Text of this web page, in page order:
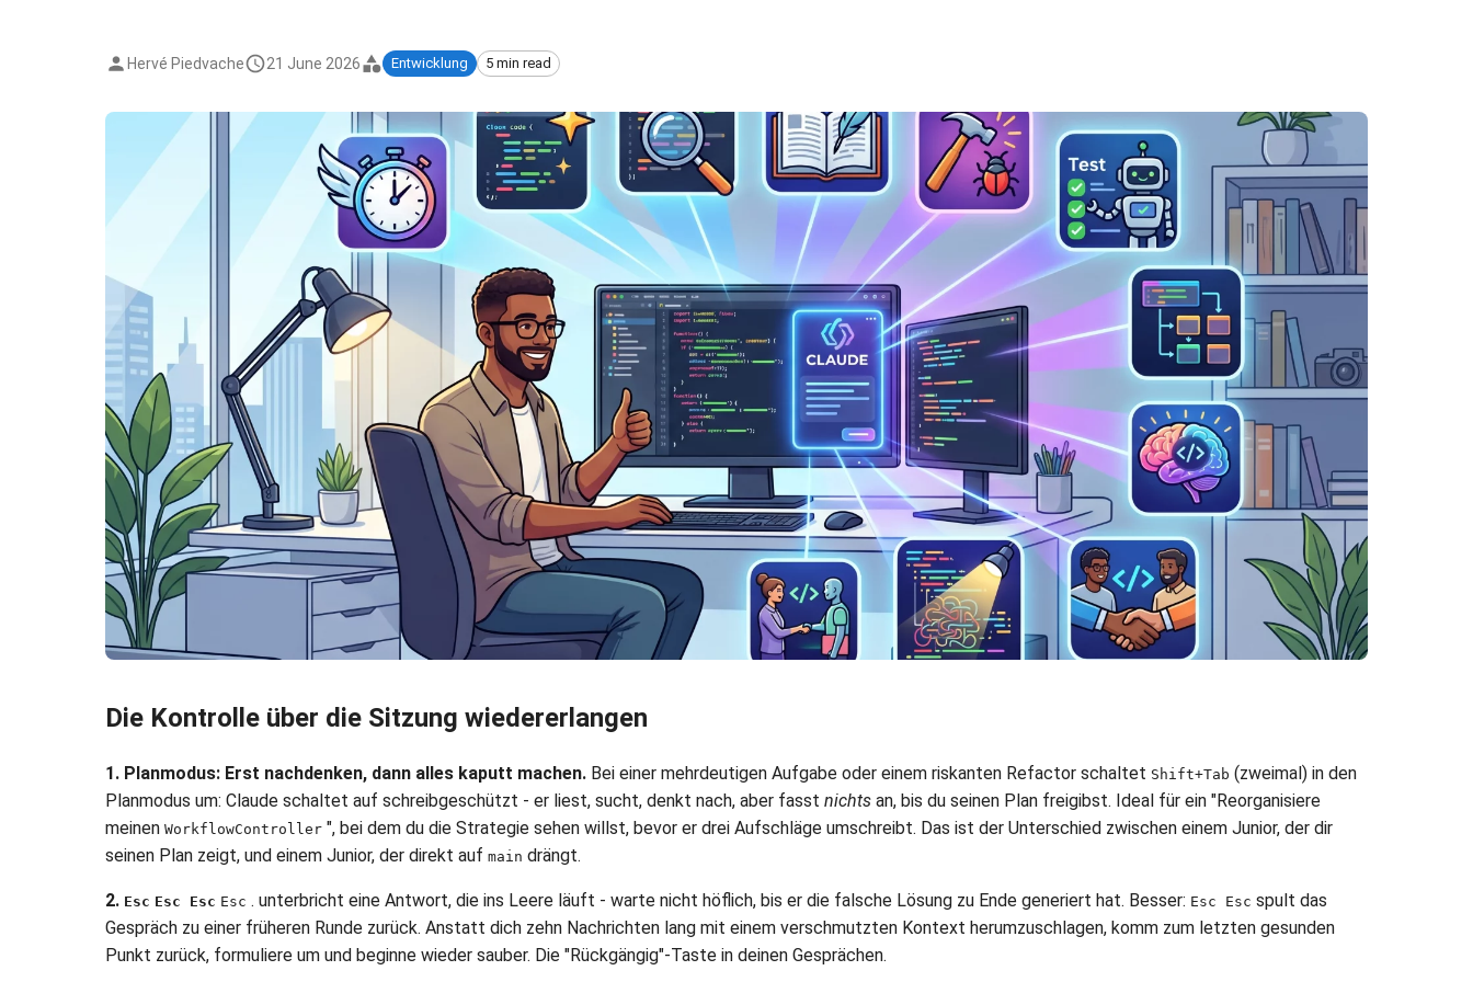
Hervé Piedvache 21 June 2026 Entwicklung 5 min read
Die Kontrolle über die Sitzung wiedererlangen
1. Planmodus: Erst nachdenken, dann alles kaputt machen. Bei einer mehrdeutigen Aufgabe oder einem riskanten Refactor schaltet Shift+Tab (zweimal) in den
Planmodus um: Claude schaltet auf schreibgeschützt - er liest, sucht, denkt nach, aber fasst nichts an, bis du seinen Plan freigibst. Ideal für ein "Reorganisiere
meinen WorkflowController ", bei dem du die Strategie sehen willst, bevor er drei Aufschläge umschreibt. Das ist der Unterschied zwischen einem Junior, der dir
seinen Plan zeigt, und einem Junior, der direkt auf main drängt.
2. Esc Esc Esc Esc . unterbricht eine Antwort, die ins Leere läuft - warte nicht höflich, bis er die falsche Lösung zu Ende generiert hat. Besser: Esc Esc spult das
Gespräch zu einer früheren Runde zurück. Anstatt dich zehn Nachrichten lang mit einem verschmutzten Kontext herumzuschlagen, komm zum letzten gesunden
Punkt zurück, formuliere um und beginne wieder sauber. Die "Rückgängig"-Taste in deinen Gesprächen.